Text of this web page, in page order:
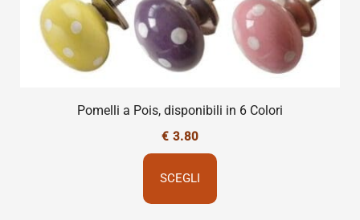
Pomelli a Pois, disponibili in 6 Colori
€ 3.80
SCEGLI